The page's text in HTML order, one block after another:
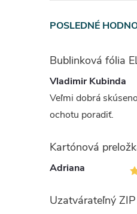
POSLEDNÉ
Vladimir Kubinda
Veľmi dobrá
ochotu poradiť.
Kartónová
Adriana
Uzatvárateľný